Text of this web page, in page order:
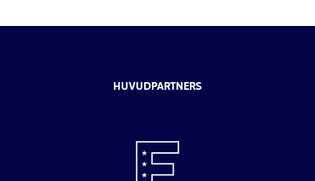
HUVUDPARTNERS